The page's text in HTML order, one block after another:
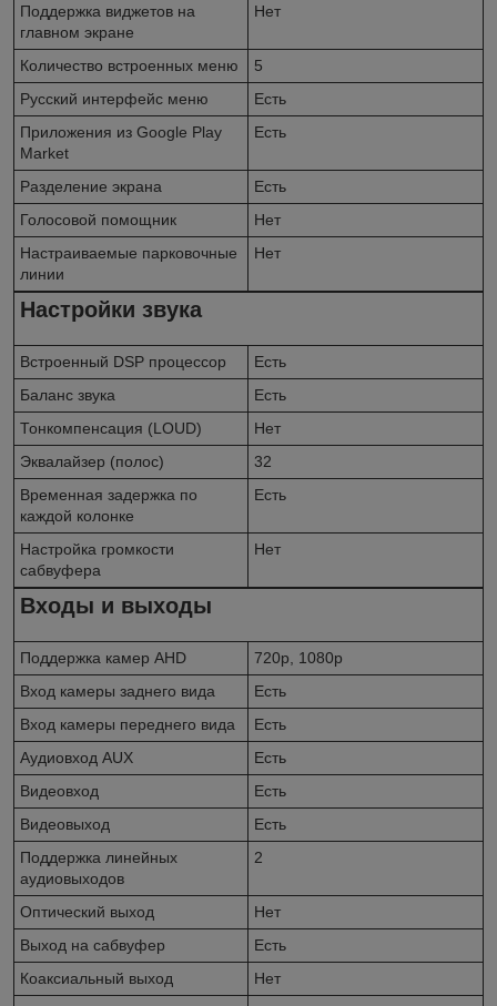
Поддержка виджетов на
главном экране
Нет
Количество встроенных меню
5
Русский интерфейс меню
Есть
Приложения из Google Play
Market
Есть
Разделение экрана
Есть
Голосовой помощник
Нет
Настраиваемые парковочные
линии
Нет
Настройки звука
Встроенный DSP процессор
Есть
Баланс звука
Есть
Тонкомпенсация (LOUD)
Нет
Эквалайзер (полос)
32
Временная задержка по
каждой колонке
Есть
Настройка громкости
сабвуфера
Нет
Входы и выходы
Поддержка камер AHD
720p, 1080p
Вход камеры заднего вида
Есть
Вход камеры переднего вида
Есть
Аудиовход AUX
Есть
Видеовход
Есть
Видеовыход
Есть
Поддержка линейных
аудиовыходов
2
Оптический выход
Нет
Выход на сабвуфер
Есть
Коаксиальный выход
Нет